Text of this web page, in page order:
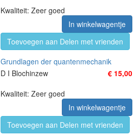
Kwaliteit: Zeer goed
In winkelwagentje
Toevoegen aan Delen met vrienden
Grundlagen der quantenmechanik
D I Blochinzew
€ 15,00
Kwaliteit: Zeer goed
In winkelwagentje
Toevoegen aan Delen met vrienden